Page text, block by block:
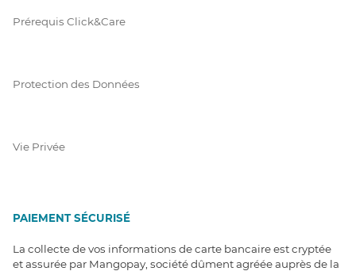
Prérequis Click&Care
Protection des Données
Vie Privée
PAIEMENT SÉCURISÉ
La collecte de vos informations de carte bancaire est cryptée
et assurée par Mangopay, société dûment agréée auprès de la